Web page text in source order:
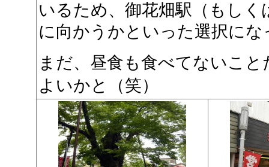
いるため、御花畑駅（もし
に向かうかといった選択に
まだ、昼食も食べてないこ
よいかと（笑）